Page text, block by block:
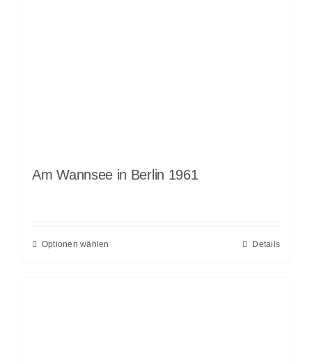
Am Wannsee in Berlin 1961
Optionen wählen Details